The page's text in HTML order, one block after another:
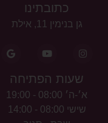
כתובתינו
גן בנימין 11, אילת
שעות הפתיחה
א׳-ה׳ 08:00 - 19:00
שישי 08:00 - 14:00